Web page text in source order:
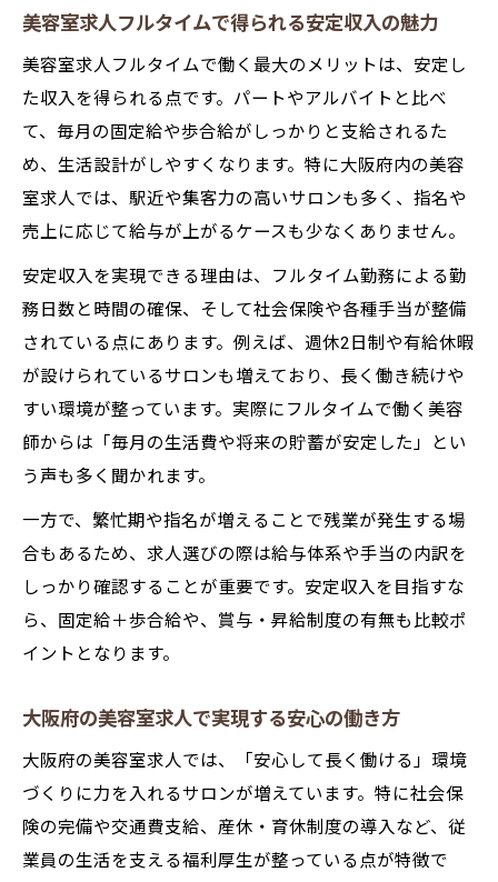
す方法
美容師求人を探すなら大阪府が注目の理由
美容室求人フルタイムが大阪府で人気の背
景
大阪府の美容室求人が集まる理由と特徴
大阪府の美容師求人が選ばれるポイント
美容室求人探しで大阪府を選ぶべき理由
大阪府の美容室求人で働き方の幅が広がる
経験や年齢を問わず選ばれる求人条件とは
美容室求人で年齢や経験を問わない職場の
特徴
40代50代も活躍できる美容室求人の条件
美容室求人でブランク可の安心ポイント
新卒や復職支援がある美容室求人の魅力
梅田の美容室求人でアクセス重視の探し方
心斎橋エリアの美容室求人で働く魅力
い目
大阪美容師求人で人気の勤務地選びのコツ
梅田美容室求人で理想の働き方を見つける
方法
正社員希望の方に人気のフルタイム求人ガイド
美容室求人フルタイムで得られる安定収入の魅力
美容室求人フルタイムで働く最大のメリットは、安定し
た収入を得られる点です。パートやアルバイトと比べ
て、毎月の固定給や歩合給がしっかりと支給されるた
め、生活設計がしやすくなります。特に大阪府内の美容
室求人では、駅近や集客力の高いサロンも多く、指名や
売上に応じて給与が上がるケースも少なくありません。
安定収入を実現できる理由は、フルタイム勤務による勤
務日数と時間の確保、そして社会保険や各種手当が整備
されている点にあります。例えば、週休2日制や有給休暇
が設けられているサロンも増えており、長く働き続けや
すい環境が整っています。実際にフルタイムで働く美容
師からは「毎月の生活費や将来の貯蓄が安定した」とい
う声も多く聞かれます。
一方で、繁忙期や指名が増えることで残業が発生する場
合もあるため、求人選びの際は給与体系や手当の内訳を
しっかり確認することが重要です。安定収入を目指すな
ら、固定給＋歩合給や、賞与・昇給制度の有無も比較ポ
イントとなります。
大阪府の美容室求人で実現する安心の働き方
大阪府の美容室求人では、「安心して長く働ける」環境
づくりに力を入れるサロンが増えています。特に社会保
険の完備や交通費支給、産休・育休制度の導入など、従
業員の生活を支える福利厚生が整っている点が特徴で